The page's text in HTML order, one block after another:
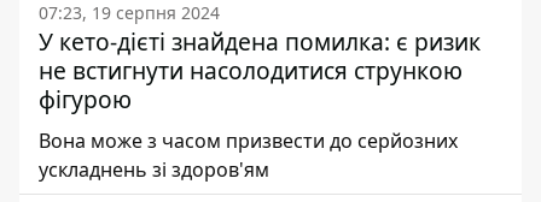
07:23, 19 серпня 2024
У кето-дієті знайдена помилка: є ризик
не встигнути насолодитися стрункою
фігурою
Вона може з часом призвести до серйозних
ускладнень зі здоров'ям